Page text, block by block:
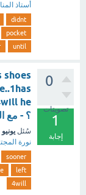
أستاذ
didnt
pocket
until
0
تصويتات
1
إجابة
shoes
he
؟ - مع
سُئل يونيو 10
نورة
sooner
left
4will